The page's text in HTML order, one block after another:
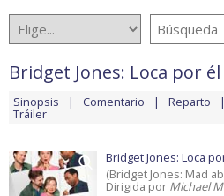
Bridget Jones: Loca por él
Sinopsis Comentario Reparto
Tráiler
Bridget Jones: Loca
(Bridget Jones: Mad
Dirigida por Michael